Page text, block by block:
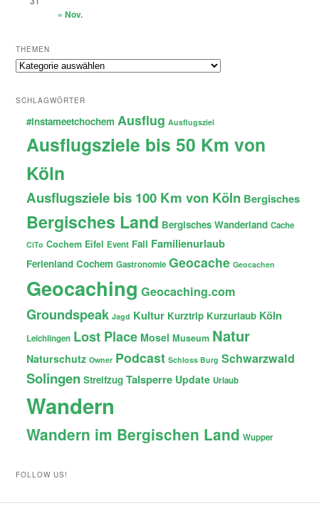
« Nov.
THEMEN
Themen
SCHLAGWÖRTER
#instameetchochem Ausflug Ausflugsziel
Ausflugsziele bis 50 Km von
Köln
Ausflugsziele bis 100 Km von Köln Bergisches
Bergisches Land Bergisches Wanderland Cache
CiTo Cochem Eifel Event Fail Familienurlaub
Ferienland Cochem Gastronomie Geocache Geocachen
Geocaching Geocaching.com
Groundspeak Jagd Kultur Kurztrip Kurzurlaub Köln
Leichlingen Lost Place Mosel Museum Natur
Naturschutz Owner Podcast Schloss Burg Schwarzwald
Solingen Streifzug Talsperre Update Urlaub
Wandern
Wandern im Bergischen Land Wupper
FOLLOW US!